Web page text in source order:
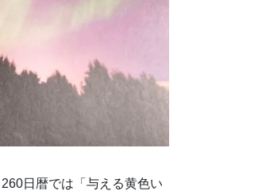
日暦では「与える黄色い